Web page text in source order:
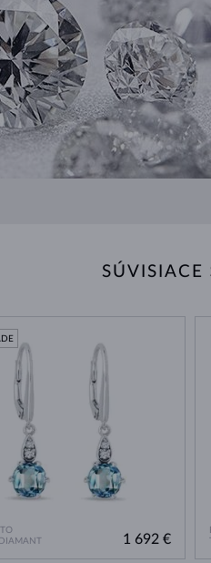
SÚVISIACE
1 692 €